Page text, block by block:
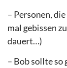
– Personen,
mal gebissen
dauert…)
– Bob sollte so